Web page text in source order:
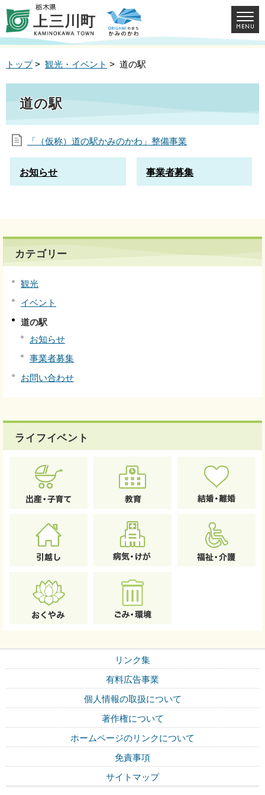
トップ> 観光・イベント > 道の駅
道の駅
「（仮称）道の駅かみのかわ」整備事業
お知らせ 事業者募集
カテゴリー
観光
イベント
道の駅
お知らせ
事業者募集
お問い合わせ
ライフイベント
リンク集
有料広告事業
個人情報の取扱について
著作権について
ホームページのリンクについて
免責事項
サイトマップ